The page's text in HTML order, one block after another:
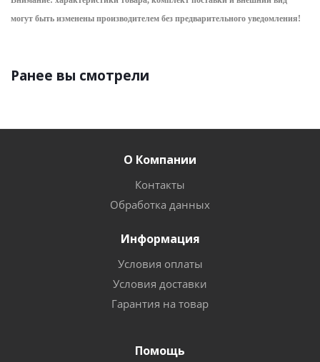
могут быть изменены производителем без предварительного уведомления!
Ранее вы смотрели
О Компании
Контакты
Обработка данных
Информация
Условия оплаты
Условия доставки
Гарантия на товар
Помощь